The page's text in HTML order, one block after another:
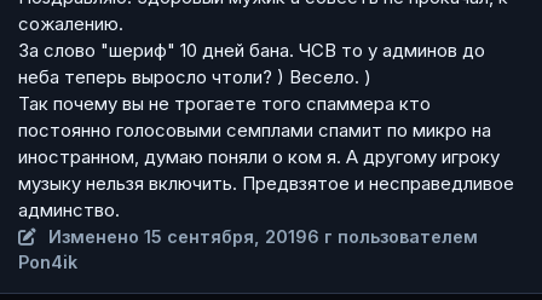
сожалению.
За слово "шериф" 10 дней бана. ЧСВ то у админов до
неба теперь выросло чтоли? ) Весело. )
Так почему вы не трогаете того спаммера кто
постоянно голосовыми семплами спамит по микро на
иностранном, думаю поняли о ком я. А другому игроку
музыку нельзя включить. Предвзятое и несправедливое
админство.
Изменено15 сентября, 20196 г пользователем
Pon4ik